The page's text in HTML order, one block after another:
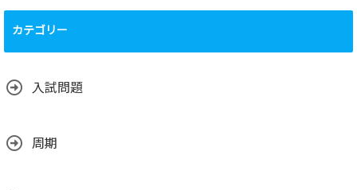
カテゴリー
入試問題
周期